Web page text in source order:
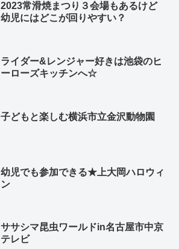
2023常滑焼まつり３会場もあるけど
幼児にはどこが回りやすい？
ライダー&レンジャー好きは池袋のヒ
ーローズキッチンへ☆
子どもと楽しむ横浜市立金沢動物園
幼児でも参加できる★上大岡ハロウィ
ン
ササシマ昆虫ワールドin名古屋市中京
テレビ